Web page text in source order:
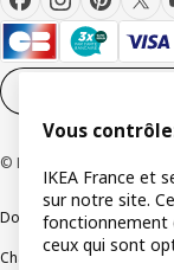
© Inter IKEA Systems B.V
Documents juridiques et
Charte de protection
Vous
IKEA France et
sur notre site.
fonctionnement
ceux qui sont